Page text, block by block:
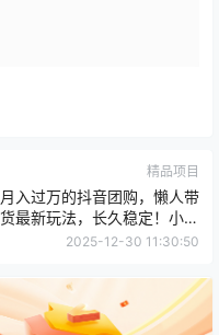
精品项目
月入过万的抖音团购，懒人带
货最新玩法，长久稳定！小白
轻松上手！
2025-12-30 11:30:50